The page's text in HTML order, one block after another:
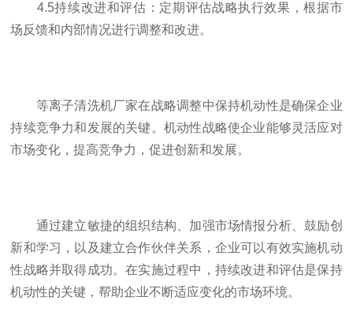
4.5持续改进和评估：定期评估战略执行效果，根据市
场反馈和内部情况进行调整和改进。
等离子清洗机厂家在战略调整中保持机动性是确保企业
持续竞争力和发展的关键。机动性战略使企业能够灵活应对
市场变化，提高竞争力，促进创新和发展。
通过建立敏捷的组织结构、加强市场情报分析、鼓励创
新和学习，以及建立合作伙伴关系，企业可以有效实施机动
性战略并取得成功。在实施过程中，持续改进和评估是保持
机动性的关键，帮助企业不断适应变化的市场环境。